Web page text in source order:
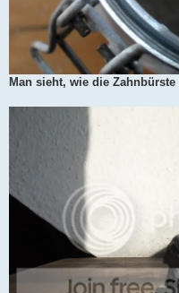
Man sieht, wie die